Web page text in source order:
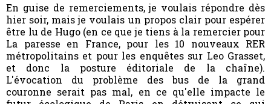
En guise de remerciements, je voulais répondre dès
hier soir, mais je voulais un propos clair pour espérer
être lu de Hugo (en ce que je tiens à la remercier pour
La paresse en France, pour les 10 nouveaux RER
métropolitains et pour les enquêtes sur Leo Grasset,
et donc la posture éditoriale de la chaîne).
L'évocation du problème des bus de la grand
couronne serait pas mal, en ce qu'elle impacte le